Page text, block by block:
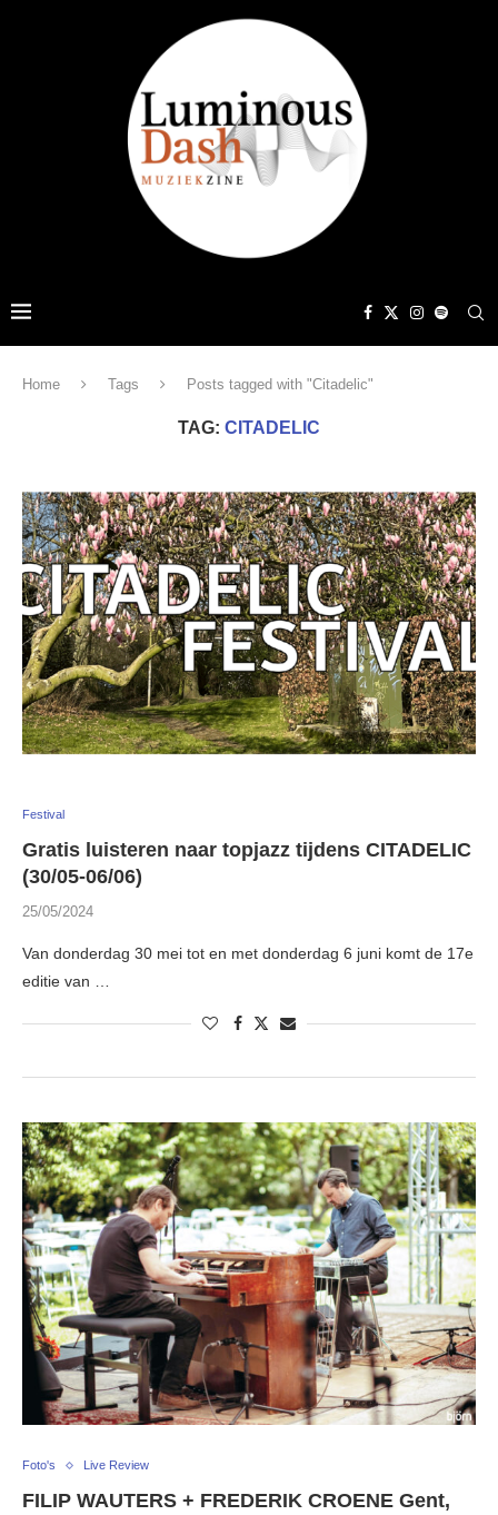
Home Tags Posts tagged with "Citadelic"
TAG: CITADELIC
Festival
Gratis luisteren naar topjazz tijdens CITADELIC
(30/05-06/06)
25/05/2024
Van donderdag 30 mei tot en met donderdag 6 juni komt de 17e
editie van …
Foto's Live Review
FILIP WAUTERS + FREDERIK CROENE Gent,